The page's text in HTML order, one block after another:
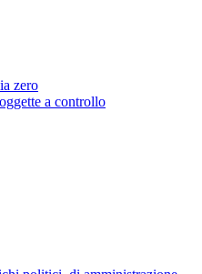
zero
a controllo